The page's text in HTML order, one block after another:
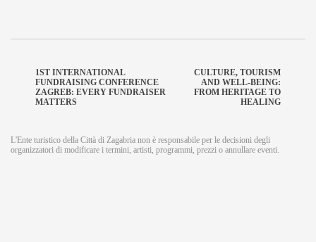
1ST INTERNATIONAL
FUNDRAISING CONFERENCE
ZAGREB: EVERY FUNDRAISER
MATTERS
CULTURE, TOURISM
AND WELL-BEING:
FROM HERITAGE TO
HEALING
L'Ente turistico della Città di Zagabria non è responsabile per le decisioni degli
organizzatori di modificare i termini, artisti, programmi, prezzi o annullare eventi.